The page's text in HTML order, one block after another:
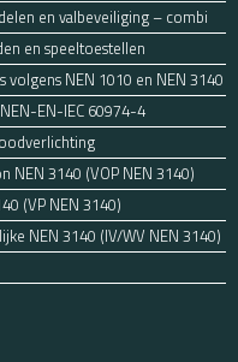
en valbeveiliging – combi
en speeltoestellen
volgens NEN 1010 en NEN 3140
EN-IEC 60974-4
NEN 3140 (VOP NEN 3140)
(VP NEN 3140)
NEN 3140 (IV/WV NEN 3140)